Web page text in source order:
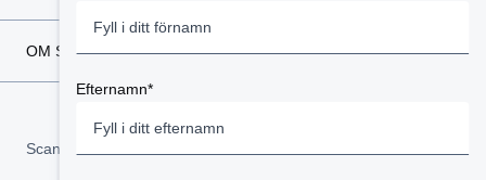
Efternamn*
OM SCANIA SVERIGE
Scania i region: